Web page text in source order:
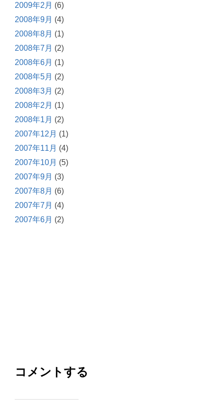
2009年2月 (6)
2008年9月 (4)
2008年8月 (1)
2008年7月 (2)
2008年6月 (1)
2008年5月 (2)
2008年3月 (2)
2008年2月 (1)
2008年1月 (2)
2007年12月 (1)
2007年11月 (4)
2007年10月 (5)
2007年9月 (3)
2007年8月 (6)
2007年7月 (4)
2007年6月 (2)
コメントする